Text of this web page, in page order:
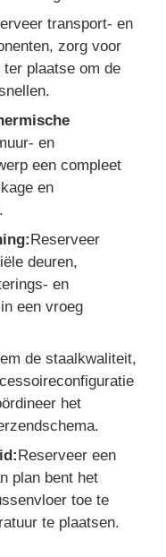
transport- en
zorg voor
plaatse om de
en
een compleet
en
Reserveer
deuren,
en
een vroeg
de staalkwaliteit,
het
Reserveer een
plan bent het
toe te
te plaatsen.